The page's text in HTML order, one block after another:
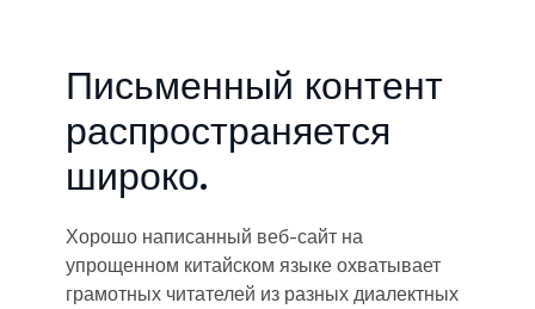
Письменный контент
распространяется
широко.
Хорошо написанный веб-сайт на
упрощенном китайском языке охватывает
грамотных читателей из разных диалектных